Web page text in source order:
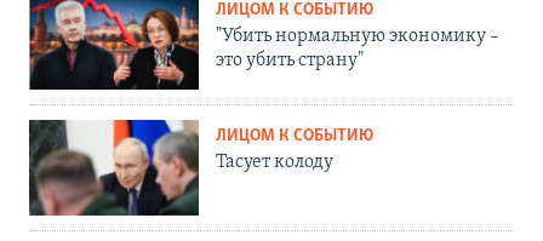
ЛИЦОМ К СОБЫТИЮ
"Убить нормальную экономику –
это убить страну"
ЛИЦОМ К СОБЫТИЮ
Тасует колоду